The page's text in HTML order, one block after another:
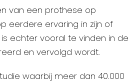
van een prothese op
eerdere ervaring in zijn of
echter vooral te vinden in de
en vervolgd wordt.
waarbij meer dan 40.000